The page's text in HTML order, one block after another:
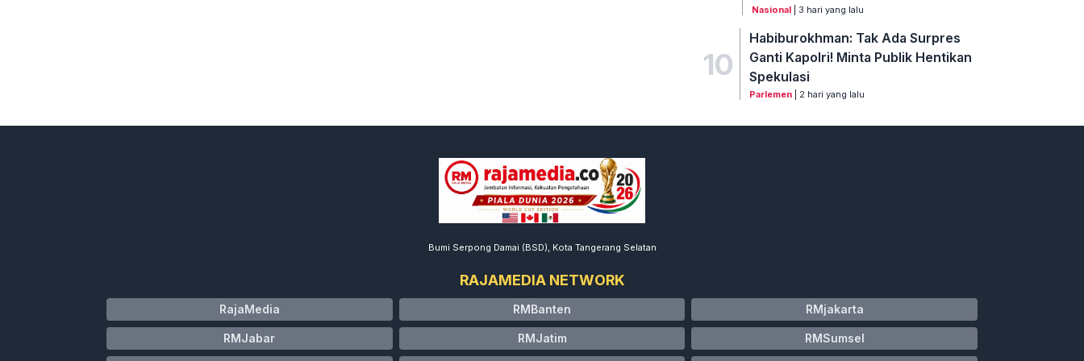
Nasional | 3 hari yang lalu
10
Habiburokhman: Tak Ada Surpres
Ganti Kapolri! Minta Publik Hentikan
Spekulasi
Parlemen | 2 hari yang lalu
Bumi Serpong Damai (BSD), Kota Tangerang Selatan
RAJAMEDIA NETWORK
RajaMedia RMBanten RMjakarta
RMJabar RMJatim RMSumsel